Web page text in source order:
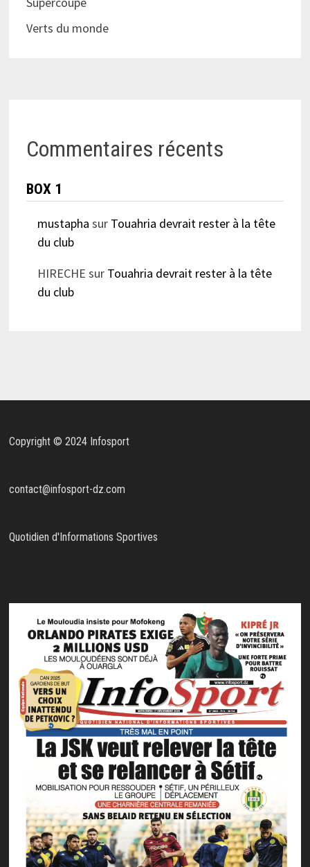
Verts du monde
Commentaires récents
BOX 1
mustapha sur Touahria devrait rester à la tête
du club
HIRECHE sur Touahria devrait rester à la tête
du club
Copyright © 2024 Infosport
contact@infosport-dz.com
Quotidien d'Informations Sportives